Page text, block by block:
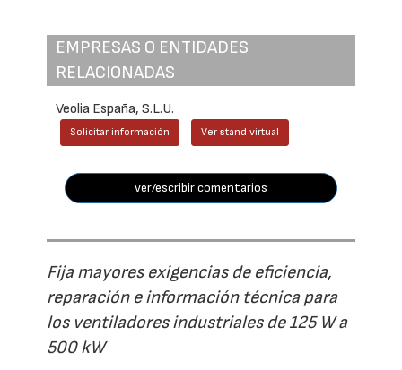
EMPRESAS O ENTIDADES
RELACIONADAS
Veolia España, S.L.U.
Solicitar información Ver stand virtual
ver/escribir comentarios
Fija mayores exigencias de eficiencia,
reparación e información técnica para
los ventiladores industriales de 125 W a
500 kW